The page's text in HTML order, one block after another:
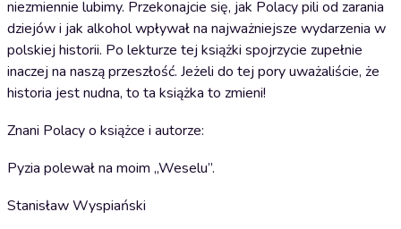
niezmiennie lubimy. Przekonajcie się, jak Polacy pili od zarania
dziejów i jak alkohol wpływał na najważniejsze wydarzenia w
polskiej historii. Po lekturze tej książki spojrzycie zupełnie
inaczej na naszą przeszłość. Jeżeli do tej pory uważaliście, że
historia jest nudna, to ta książka to zmieni!
Znani Polacy o książce i autorze:
Pyzia polewał na moim „Weselu”.
Stanisław Wyspiański